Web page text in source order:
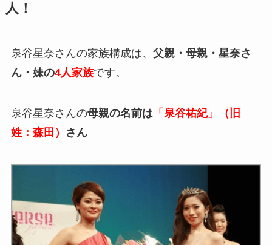
人！
泉谷星奈さんの家族構成は、 父親・母親・星奈さ
ん・妹の4人家族です。
泉谷星奈さんの母親の名前は「泉谷祐紀」（旧
姓：森田）
さん